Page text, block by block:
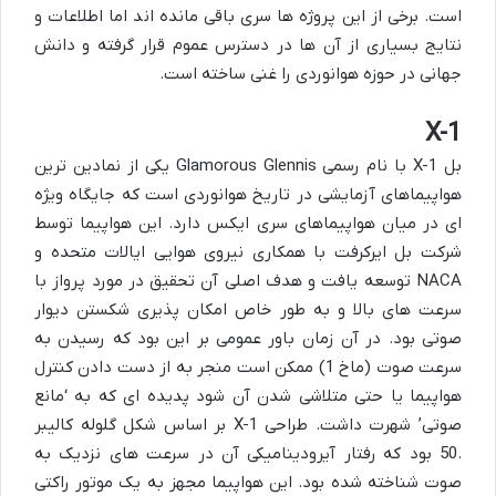
است. برخی از این پروژه ها سری باقی مانده اند اما اطلاعات و
نتایج بسیاری از آن ها در دسترس عموم قرار گرفته و دانش
جهانی در حوزه هوانوردی را غنی ساخته است.
X-1
بل X-1 با نام رسمی Glamorous Glennis یکی از نمادین ترین
هواپیماهای آزمایشی در تاریخ هوانوردی است که جایگاه ویژه
ای در میان هواپیماهای سری ایکس دارد. این هواپیما توسط
شرکت بل ایرکرفت با همکاری نیروی هوایی ایالات متحده و
NACA توسعه یافت و هدف اصلی آن تحقیق در مورد پرواز با
سرعت های بالا و به طور خاص امکان پذیری شکستن دیوار
صوتی بود. در آن زمان باور عمومی بر این بود که رسیدن به
سرعت صوت (ماخ 1) ممکن است منجر به از دست دادن کنترل
هواپیما یا حتی متلاشی شدن آن شود پدیده ای که به ‘مانع
صوتی’ شهرت داشت. طراحی X-1 بر اساس شکل گلوله کالیبر
.50 بود که رفتار آیرودینامیکی آن در سرعت های نزدیک به
صوت شناخته شده بود. این هواپیما مجهز به یک موتور راکتی